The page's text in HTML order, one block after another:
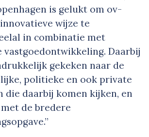
is gelukt om ov-
wijze te
in combinatie met
vastgoedontwikkeling. Daarbij
gekeken naar de
politieke en ook private
die daarbij komen kijken, en
de bredere